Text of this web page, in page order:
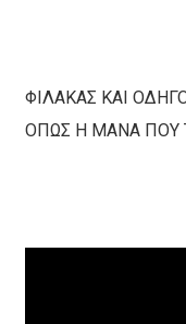
ΦΙΛΑΚΑΣ ΚΑΙ
ΟΠΩΣ Η ΜΑΝΑ ΠΟΥ